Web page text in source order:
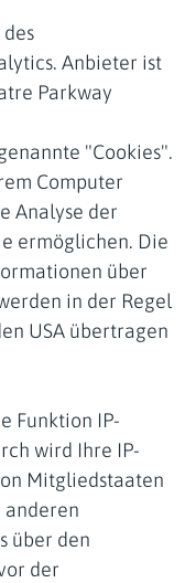
Anbieter ist
Parkway
"Cookies".
Computer
Analyse der
ermöglichen. Die
über
in der Regel
USA übertragen
Funktion IP-
wird Ihre IP-
Mitgliedstaaten
anderen
über den
der